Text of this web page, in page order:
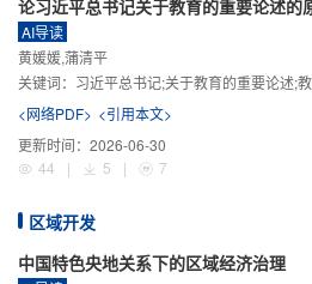
论习近平总书记关于教育的重要论述的
AI导读
黄媛媛,蒲清平
关键词： 习近平总书记;关于教育的重要论述;教育强国;《
<网络PDF> <引用本文>
更新时间： 2026-06-30
44
| 5 | 7
区域开发
中国特色央地关系下的区域经济治理